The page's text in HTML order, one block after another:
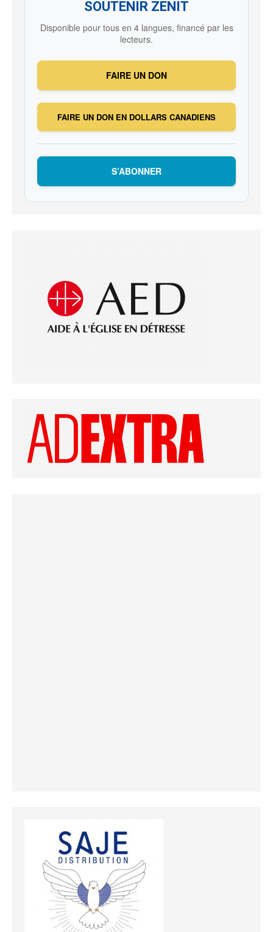
SOUTENIR ZENIT
Disponible pour tous en 4 langues, financé par les
lecteurs.
FAIRE UN DON
FAIRE UN DON EN DOLLARS CANADIENS
S’ABONNER